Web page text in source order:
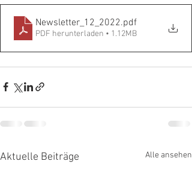
Newsletter_12_2022.pdf
PDF herunterladen • 1.12MB
Aktuelle Beiträge Alle ansehen